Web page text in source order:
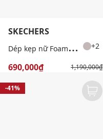
SKECHERS
D
ép kẹp nữ Foamies Massage Fit +2
690,000₫ 1,190,000₫
-41%